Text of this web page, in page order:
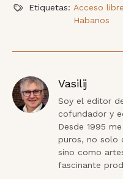
Etiquetas: Acceso libre
Habanos
Vasilij
Soy el editor
cofundador y
Desde 1995
puros, no solo
sino como
fascinante